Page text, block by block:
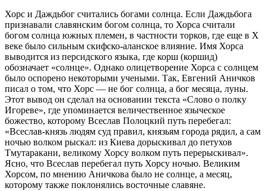
Хорс и Даждьбог считались богами солнца. Если Даждьбога
признавали славянским богом солнца, то Хорса считали
богом солнца южных племен, в частности торков, где еще в X
веке было сильным скифско-аланское влияние. Имя Хорса
выводится из персидского языка, где корш (коршид)
обозначает «солнце». Однако олицетворение Хорса с солнцем
было оспорено некоторыми учеными. Так, Евгений Аничков
писал о том, что Хорс — не бог солнца, а бог месяца, луны.
Этот вывод он сделал на основании текста «Слово о полку
Игореве», где упоминается величественное языческое
божество, которому Всеслав Полоцкий путь перебегал:
«Всеслав-князь людям суд правил, князьям города рядил, а сам
ночью волком рыскал: из Киева дорыскивал до петухов
Тмутаракани, великому Хорсу волком путь перерыскивал».
Ясно, что Всеслав перебегал путь Хорсу ночью. Великим
Хорсом, по мнению Аничкова было не солнце, а месяц,
которому также поклонялись восточные славяне.